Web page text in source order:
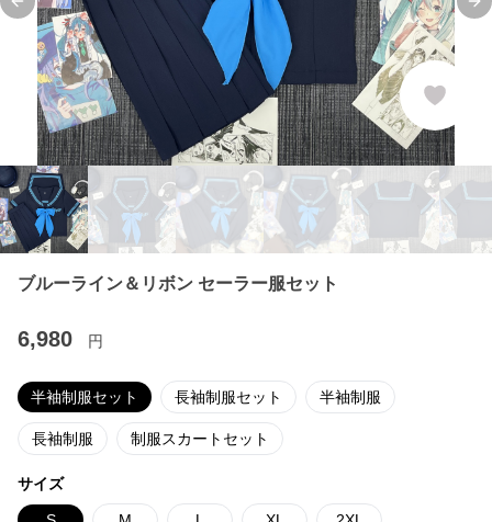
Previous slide
ブルーライン＆リボン セーラー服セット
6,980 円
半袖制服セット 長袖制服セット 半袖制服
長袖制服 制服スカートセット
サイズ